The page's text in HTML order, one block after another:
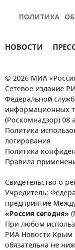
ПОЛИТИКА
НОВОСТИ
© 2026 МИА
Сетевое издание
Федеральной
информационных
(Роскомнадзор) 08
Политика
логирования
Политика
Правила
Свидетельство о
Учредитель:
предприятие
«Россия сегодня»
При любом
РИА Новости Крым
обязательна не